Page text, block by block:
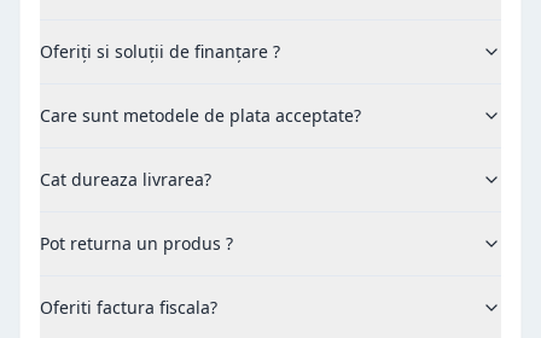
Oferiți si soluții de finanțare ?
Care sunt metodele de plata acceptate?
Cat dureaza livrarea?
Pot returna un produs ?
Oferiti factura fiscala?